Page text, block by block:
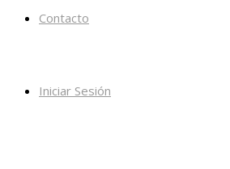
Contacto
Iniciar Sesión